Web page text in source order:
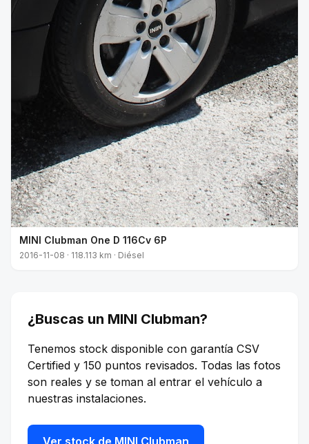
MINI Clubman One D 116Cv 6P
2016-11-08 · 118.113 km · Diésel
¿Buscas un MINI Clubman?
Tenemos stock disponible con garantía CSV
Certified y 150 puntos revisados. Todas las fotos
son reales y se toman al entrar el vehículo a
nuestras instalaciones.
Ver stock de MINI Clubman